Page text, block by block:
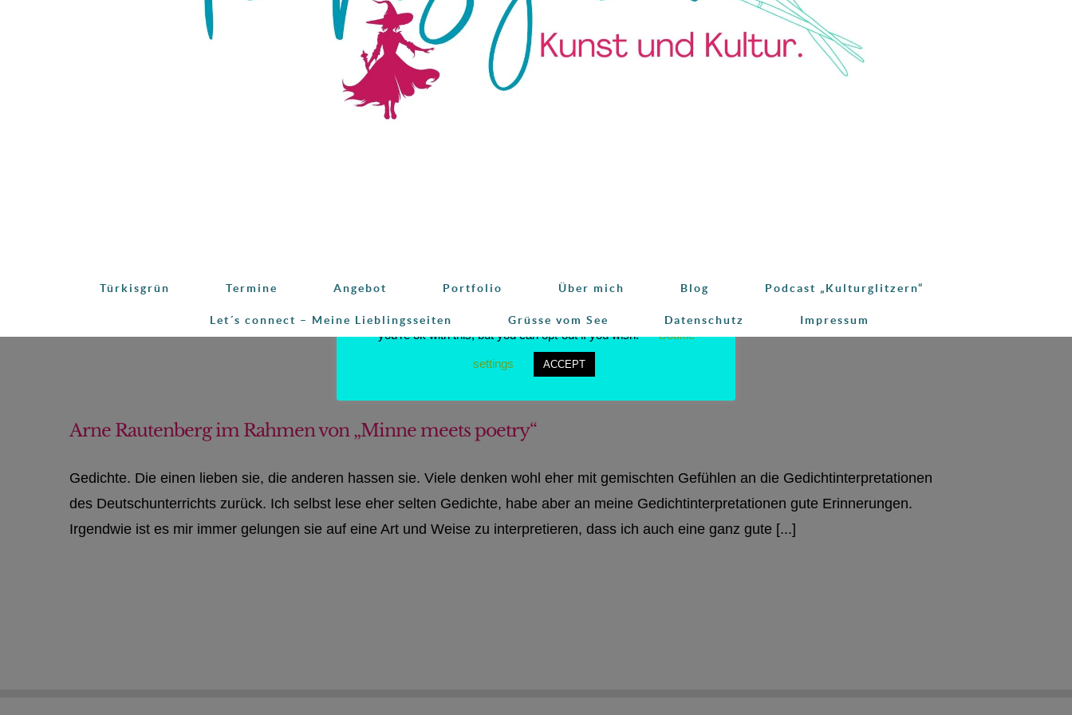
Türkisgrün Termine Angebot Portfolio Über mich Blog Podcast „Kulturglitzern“
Let´s connect – Meine Lieblingsseiten Grüsse vom See Datenschutz Impressum
Arne Rautenberg im Rahmen von „Minne meets poetry“
Gedichte. Die einen lieben sie, die anderen hassen sie. Viele denken wohl eher mit gemischten Gefühlen an die Gedichtinterpretationen
des Deutschunterrichts zurück. Ich selbst lese eher selten Gedichte, habe aber an meine Gedichtinterpretationen gute Erinnerungen.
Irgendwie ist es mir immer gelungen sie auf eine Art und Weise zu interpretieren, dass ich auch eine ganz gute [...]
you're ok with this, but you can opt-out if you wish.
Cookie
settings ACCEPT